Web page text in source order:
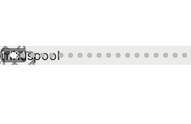
1 / 34